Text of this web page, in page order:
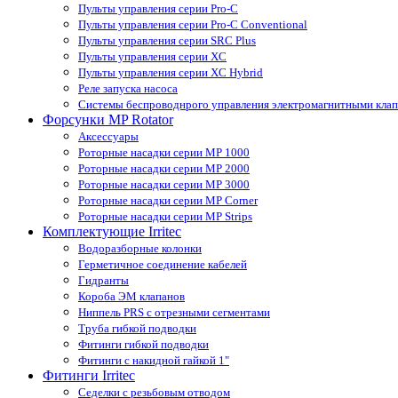
Пульты управления серии Pro-С
Пульты управления серии Pro-С Conventional
Пульты управления серии SRС Plus
Пульты управления серии XС
Пульты управления серии XС Hybrid
Реле запуска насоса
Системы беспроводнрого управления электромагнитными
Форсунки MP Rotator
Аксессуары
Роторные насадки серии MP 1000
Роторные насадки серии MP 2000
Роторные насадки серии MP 3000
Роторные насадки серии MP Corner
Роторные насадки серии MP Strips
Комплектующие Irritec
Водоразборные колонки
Герметичное соединение кабелей
Гидранты
Короба ЭМ клапанов
Ниппель PRS с отрезными сегментами
Труба гибкой подводки
Фитинги гибкой подводки
Фитинги с накидной гайкой 1"
Фитинги Irritec
Седелки с резьбовым отводом